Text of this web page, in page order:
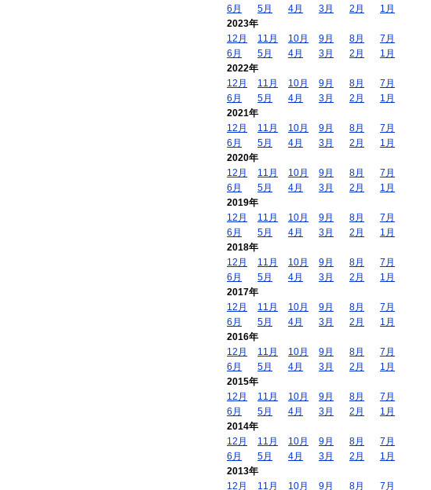
6月
5月 4月 3月 2月
1月
2023年
12月
11月 10月 9月 8月
7月
6月
5月 4月 3月 2月
1月
2022年
12月
11月 10月 9月 8月
7月
6月
5月 4月 3月 2月
1月
2021年
12月
11月 10月 9月 8月
7月
6月
5月 4月 3月 2月
1月
2020年
12月
11月 10月 9月 8月
7月
6月
5月 4月 3月 2月
1月
2019年
12月
11月 10月 9月 8月
7月
6月
5月 4月 3月 2月
1月
2018年
12月
11月 10月 9月 8月
7月
6月
5月 4月 3月 2月
1月
2017年
12月
11月 10月 9月 8月
7月
6月
5月 4月 3月 2月
1月
2016年
12月
11月 10月 9月 8月
7月
6月
5月 4月 3月 2月
1月
2015年
12月
11月 10月 9月 8月
7月
6月
5月 4月 3月 2月
1月
2014年
12月
11月 10月 9月 8月
7月
6月
5月 4月 3月 2月
1月
2013年
12月
11月 10月 9月 8月 7月